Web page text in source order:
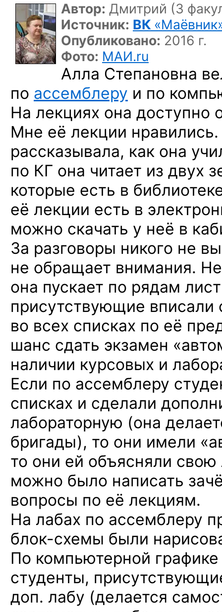
Автор: Дмитрий (3
Источник: ВК
Опубликовано: 2016 г.
Фото: МАИ.ru
Алла Степановна
по ассемблеру и по
На лекциях она доступно
Мне её лекции
рассказывала, как она
по КГ она читает из двух
которые есть в
её лекции есть в
можно скачать у неё в
За разговоры никого не
не обращает внимания.
она пускает по рядам
присутствующие вписали
во всех списках по её
шанс сдать экзамен
наличии курсовых и
Если по ассемблеру
списках и сделали
лабораторную (она
бригады), то они имели
то они ей объясняли
можно было написать
вопросы по её лекциям.
На лабах по ассемблеру
блок-схемы были
По компьютерной
студенты,
доп. лабу (делается